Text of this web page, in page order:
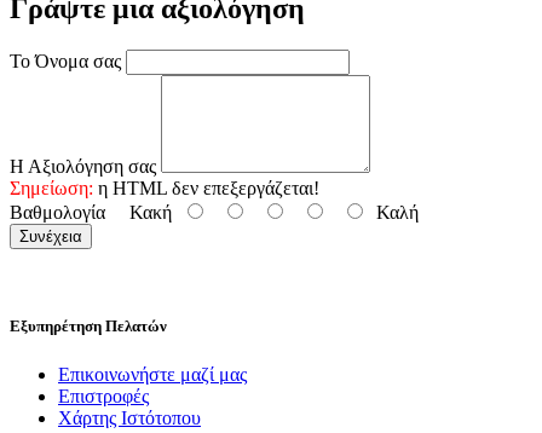
Γράψτε μια αξιολόγηση
Το Όνομα σας
Η Αξιολόγηση σας
Σημείωση: η HTML δεν επεξεργάζεται!
Βαθμολογία Κακή Καλή
Συνέχεια
Εξυπηρέτηση Πελατών
Επικοινωνήστε μαζί μας
Επιστροφές
Χάρτης Ιστότοπου